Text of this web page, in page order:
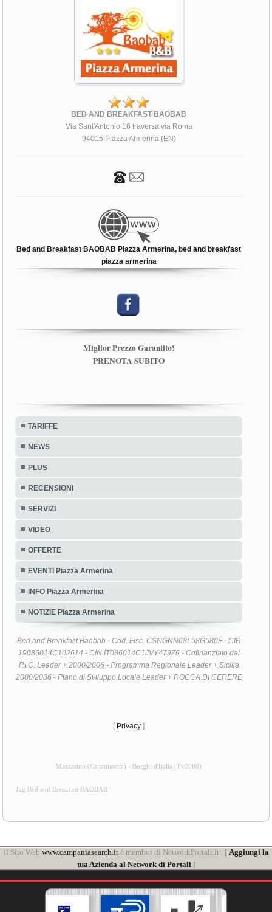
BED AND BREAKFAST BAOBAB
Via Sant'Antonio 16 traversa via Roma
94015 Piazza Armerina (EN)
Bed and Breakfast BAOBAB Piazza Armerina, bed and breakfast
piazza armerina
Miglior Prezzo Garantito!
PRENOTA SUBITO
TARIFFE
NEWS
PLUS
RECENSIONI
SERVIZI
VIDEO
OFFERTE
EVENTI Piazza Armerina
INFO Piazza Armerina
NOTIZIE Piazza Armerina
Bed and Breakfast Baobab - Cod. Fisc. CSNGNN68L58G580F - CIR
19086014C102614 - CIN IT086014C1JVY479Z6 - Cofinanziato dal
P.I.C. Leader + 2000/2006 - Programma Regionale Leader + Sicilia
2000/2006 - Piano di Sviluppo Locale Leader + ROCCA DI CERERE
[ Privacy ]
Mazzarino (Caltanissetta) - Borghi d'Italia (Tv2000)
Tag Bed and Breakfast BAOBAB
il Sito Web www.campaniasearch.itè membro di NetworkPortali.it | [ Aggiungi la
tua Azienda al Network di Portali ]